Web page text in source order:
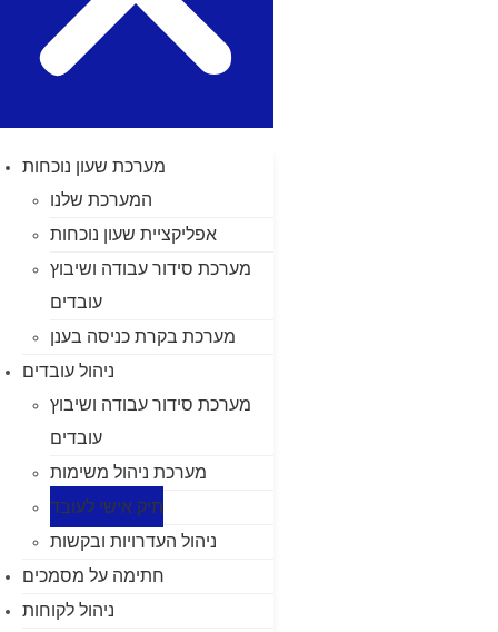
מערכת שעון נוכחות
המערכת שלנו
אפליקציית שעון נוכחות
מערכת סידור עבודה ושיבוץ
עובדים
מערכת בקרת כניסה בענן
ניהול עובדים
מערכת סידור עבודה ושיבוץ
עובדים
מערכת ניהול משימות
תיק אישי לעובד
ניהול העדרויות ובקשות
חתימה על מסמכים
ניהול לקוחות